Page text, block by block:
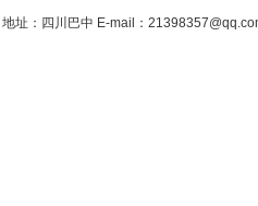
地址：四川巴中 E-mail：